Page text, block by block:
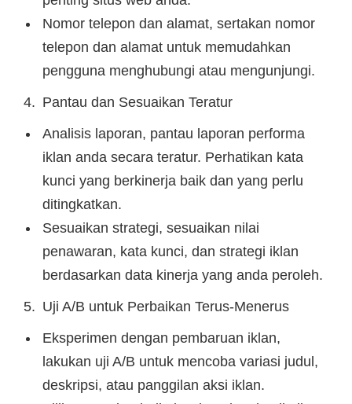
Nomor telepon dan alamat, sertakan nomor
telepon dan alamat untuk memudahkan
pengguna menghubungi atau mengunjungi.
Pantau dan Sesuaikan Teratur
Analisis laporan, pantau laporan performa
iklan anda secara teratur. Perhatikan kata
kunci yang berkinerja baik dan yang perlu
ditingkatkan.
Sesuaikan strategi, sesuaikan nilai
penawaran, kata kunci, dan strategi iklan
berdasarkan data kinerja yang anda peroleh.
Uji A/B untuk Perbaikan Terus-Menerus
Eksperimen dengan pembaruan iklan,
lakukan uji A/B untuk mencoba variasi judul,
deskripsi, atau panggilan aksi iklan.